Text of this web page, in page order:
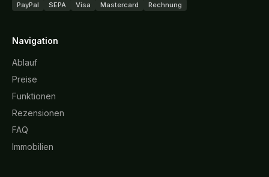
PayPal SEPA Visa Mastercard Rechnung
Navigation
Ablauf
Preise
Funktionen
Rezensionen
FAQ
Immobilien